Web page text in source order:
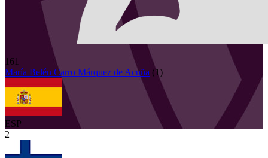
161
María Belén Carro Márquez de Acuña (1)
ESP
2